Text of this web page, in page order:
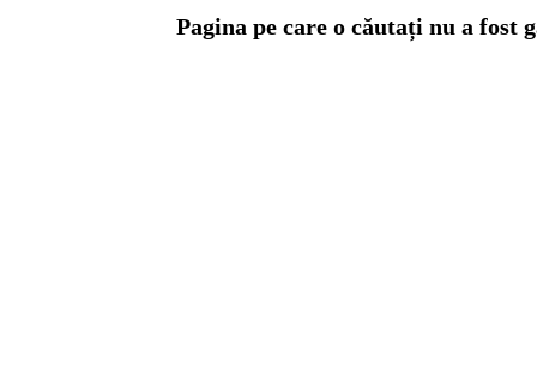
Pagina pe care o căutați nu a fost